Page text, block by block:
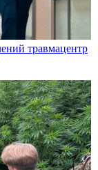
травмацентр